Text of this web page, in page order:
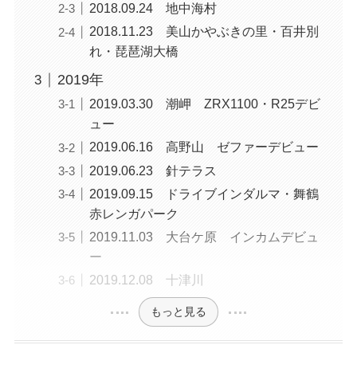
2018.09.24 地中海村
2018.11.23 美山かやぶきの里・百井別
れ・琵琶湖大橋
2019年
2019.03.30 潮岬 ZRX1100・R25デビ
ュー
2019.06.16 高野山 ゼファーデビュー
2019.06.23 針テラス
2019.09.15 ドライブインダルマ・舞鶴
赤レンガパーク
2019.11.03 大台ケ原 インカムデビュ
ー
2019.12.08 十津川
もっと見る